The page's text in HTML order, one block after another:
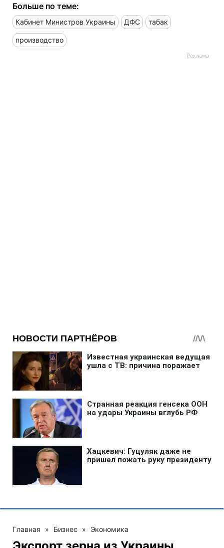
Больше по теме:
Кабинет Министров Украины ДФС табак
производство
Главная » Бизнес » Экономика